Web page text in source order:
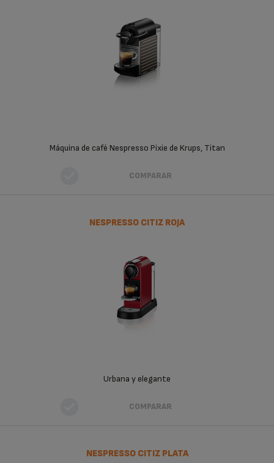
COMPARAR
Máquina de café Nespresso Pixie de Krups, Titan
COMPARAR
NESPRESSO CITIZ ROJA
Urbana y elegante
NESPRESSO CITIZ PLATA